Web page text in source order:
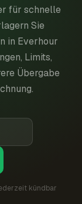
für schnelle
Sie
in Everhour
Limits,
Übergabe
kündbar